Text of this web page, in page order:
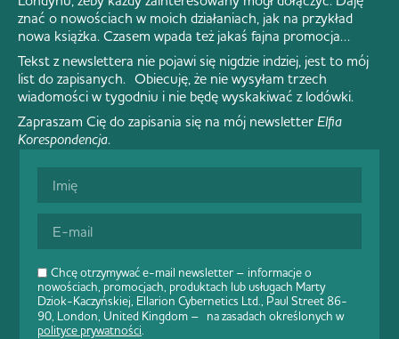
Chcę otrzymywać e-mail newsletter – informacje o
nowościach, promocjach, produktach lub usługach Marty
Dziok-Kaczyńskiej, Ellarion Cybernetics Ltd., Paul Street 86-
90, London, United Kingdom – na zasadach określonych w
polityce prywatności.
znać o nowościach w moich działaniach, jak na przykład
nowa książka. Czasem wpada też jakaś fajna promocja…
Tekst z newslettera nie pojawi się nigdzie indziej, jest to mój
list do zapisanych. Obiecuję, że nie wysyłam trzech
wiadomości w tygodniu i nie będę wyskakiwać z lodówki.
Zapraszam Cię do zapisania się na mój newsletter Elfia
Korespondencja.